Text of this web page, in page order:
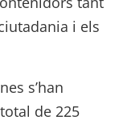
i els
s’han
de 225